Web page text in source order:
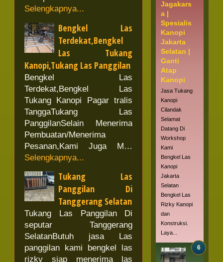
Selengkapnya...
Bengkel Las
Terdekat,Bengkel
Las Tukang
Kanopi,Tukang Las Panggilan
Bengkel Las
Terdekat,Bengkel Las
Tukang Kanopi Pagar tralis
TanggaTukang Las
PanggilanSelain Menerima
Pembuatan/Menerima
Pesanan,Kami Juga M…
Selengkapnya...
Tukang Las
Panggilan Di
Tanggerang Selatan
Tukang Las Panggilan Di
seputar Tanggerang
SelatanButuh jasa Las
panggilan kami bengkel las
rizky siap menerima las
Jagakars
a |
Spesialis
Kanopi
Jakarta
Selatan |
Ganti
Atap
Kanopi
Jasa Tukang
Kanopi
Cilandak
Selamat
Datang Di
Workshop
Kami
Bengkel Las
Kanopi
Jakarta
Selatan
Bengkel Las
Rizky Kanopi
dan
Konstruksi.
Laya...